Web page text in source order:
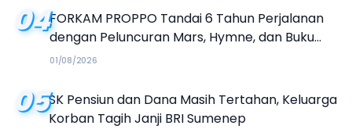
04FORKAM PROPPO Tandai 6 Tahun Perjalanan
dengan Peluncuran Mars, Hymne, dan Buku
Organisasi
01/08/2026
05SK Pensiun dan Dana Masih Tertahan, Keluarga
Korban Tagih Janji BRI Sumenep